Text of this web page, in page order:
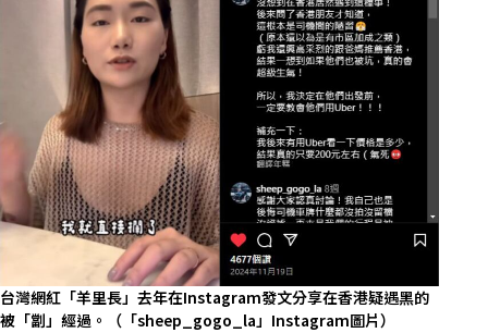
台灣網紅「羊里長」去年在Instagram發文分享在香港疑遇黑的
被「劏」經過。（「sheep_gogo_la」Instagram圖片）